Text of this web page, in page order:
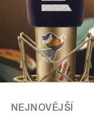
NEJNOVĚJŠÍ